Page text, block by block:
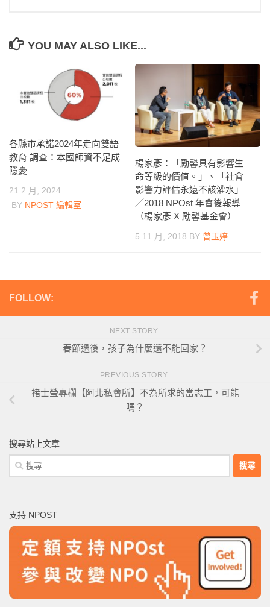
YOU MAY ALSO LIKE...
各縣市承諾2024年走向雙語
教育 調查：本國師資不足成
隱憂
21 2 月, 2024
BY NPOST 編輯室
楊家彥：「勵馨具有影響生
命等級的價值。」、「社會
影響力評估永遠不該灌水」
／2018 NPOst 年會後報導
（楊家彥 X 勵馨基金會）
5 11 月, 2018 BY 曾玉婷
FOLLOW:
NEXT STORY
春節過後，孩子為什麼還不能回家？
PREVIOUS STORY
褚士瑩專欄【阿北私會所】不為所求的當志工，可能
嗎？
搜尋站上文章
搜
尋
字:
支持 NPOST